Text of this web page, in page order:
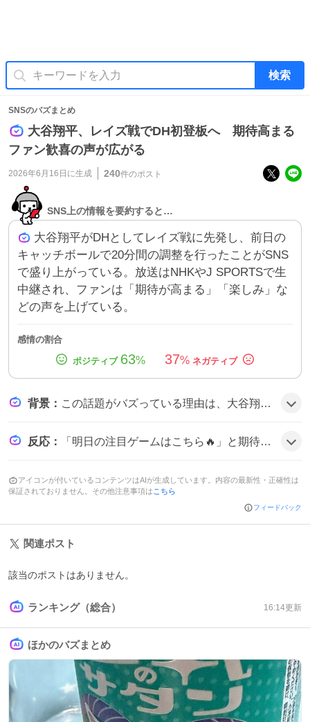
検索
SNSのバズまとめ
大谷翔平、レイズ戦でDH初登板へ 期待高まる
ファン歓喜の声が広がる
2026年6月16日 に生成 240件のポスト
SNS上の情報を要約すると…
大谷翔平がDHとしてレイズ戦に先発し、前日の
キャッチボールで20分間の調整を行ったことがSNS
で盛り上がっている。放送はNHKやJ SPORTSで生
中継され、ファンは「期待が高まる」「楽しみ」な
どの声を上げている。
感情の割合
63% 37%
背景 ： この話題がバズっている理由は、大谷翔平という二刀流スターがDHでレイズ戦に出場するという希少な組み合わせと、放送が国内主要チャンネルで生中継されること、さらにキャッチボールの様子がSNSで共有されたことがファンの期待感を高めたためだと思われる。
反応 ： 「明日の注目ゲームはこちら🔥」と期待感を示す声や、「キャッチボールで調整⚾️いつもより長めの20分間」と調整様子を報告するツイートが目立ち、「大谷翔平「１番・DH」レイズ先発は元日本ハム、ソフトバンクのマルティネス／速報中」といった投稿で盛り上がりが感じられる雰囲気だ。
アイコンが付いているコンテンツはAIが生成しています。内容の最新性・正確性は
保証されておりません。その他注意事項は こちら
フィードバック
関連ポスト
該当のポストはありません。
ランキング（総合） 16:14更新
ほかのバズまとめ